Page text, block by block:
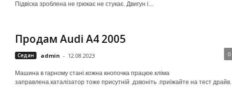
Підвіска зроблена не грюкає не стукає. Двигун і...
Продам Audi A4 2005
Седан admin - 12.08.2023 0
Машина в гарному стані.кожна кнопочка працюе.кліма
заправлена.каталізатор тоже присутній .дзвоніть .приїжайте на тест драйв.